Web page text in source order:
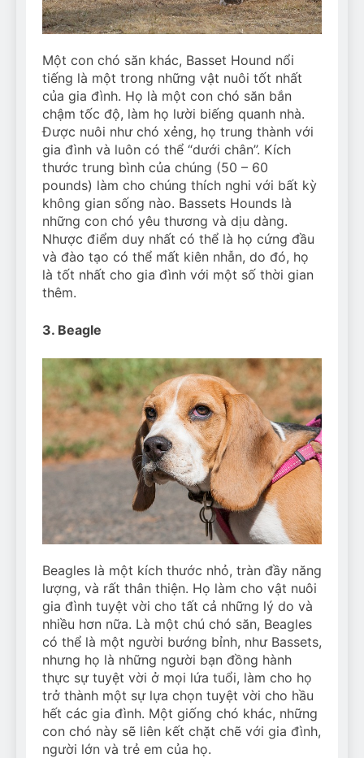
Một con chó săn khác, Basset Hound nổi
tiếng là một trong những vật nuôi tốt nhất
của gia đình. Họ là một con chó săn bắn
chậm tốc độ, làm họ lười biếng quanh nhà.
Được nuôi như chó xẻng, họ trung thành với
gia đình và luôn có thể “dưới chân”. Kích
thước trung bình của chúng (50 – 60
pounds) làm cho chúng thích nghi với bất kỳ
không gian sống nào. Bassets Hounds là
những con chó yêu thương và dịu dàng.
Nhược điểm duy nhất có thể là họ cứng đầu
và đào tạo có thể mất kiên nhẫn, do đó, họ
là tốt nhất cho gia đình với một số thời gian
thêm.
3. Beagle
Beagles là một kích thước nhỏ, tràn đầy năng
lượng, và rất thân thiện. Họ làm cho vật nuôi
gia đình tuyệt vời cho tất cả những lý do và
nhiều hơn nữa. Là một chú chó săn, Beagles
có thể là một người bướng bỉnh, như Bassets,
nhưng họ là những người bạn đồng hành
thực sự tuyệt vời ở mọi lứa tuổi, làm cho họ
trở thành một sự lựa chọn tuyệt vời cho hầu
hết các gia đình. Một giống chó khác, những
con chó này sẽ liên kết chặt chẽ với gia đình,
người lớn và trẻ em của họ.